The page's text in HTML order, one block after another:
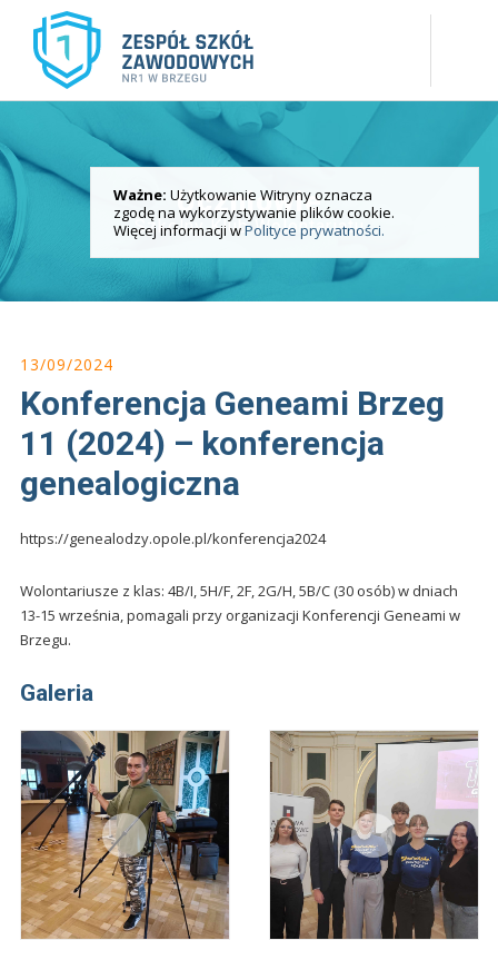
Ważne: Użytkowanie Witryny oznacza
zgodę na wykorzystywanie plików cookie.
Więcej informacji wPolityce prywatności.
Uczniowie
Szkolny Klub Wolontariatu
13/09/2024
Konferencja Geneami Brzeg
11 (2024) – konferencja
genealogiczna
https://genealodzy.opole.pl/konferencja2024
Wolontariusze z klas: 4B/I, 5H/F, 2F, 2G/H, 5B/C (30 osób) w dniach
13-15 września, pomagali przy organizacji Konferencji Geneami w
Brzegu.
Galeria